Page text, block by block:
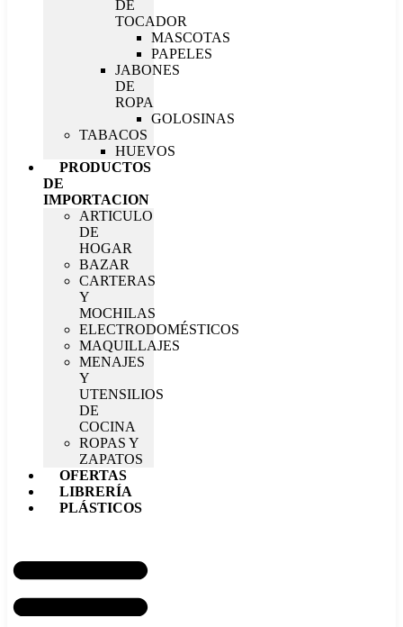
DE
TOCADOR
MASCOTAS
PAPELES
JABONES
DE
ROPA
GOLOSINAS
TABACOS
HUEVOS
PRODUCTOS
DE
IMPORTACION
ARTICULO
DE
HOGAR
BAZAR
CARTERAS
Y
MOCHILAS
ELECTRODOMÉSTICOS
MAQUILLAJES
MENAJES
Y
UTENSILIOS
DE
COCINA
ROPAS Y
ZAPATOS
OFERTAS
LIBRERÍA
PLÁSTICOS